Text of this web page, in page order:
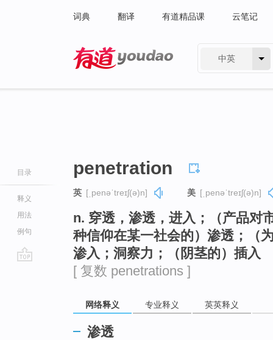
词典 翻译 有道精品课 云笔记
中英
目录
释义
用法
例句
penetration
英 [ˌpenəˈtreɪʃ(ə)n] 美 [ˌpenəˈtreɪʃ(ə)n]
n. 穿透，渗透，进入；（产品对
种信仰在某一社会的）渗透；（
渗入；洞察力；（阴茎的）插入
[ 复数 penetrations ]
网络释义 专业释义 英英释义
渗透